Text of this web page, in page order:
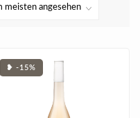
❥ -15%